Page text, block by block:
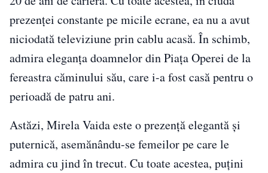
prezenței constante pe micile ecrane, ea nu a avut
niciodată televiziune prin cablu acasă. În schimb,
admira eleganța doamnelor din Piața Operei de la
fereastra căminului său, care i-a fost casă pentru o
perioadă de patru ani.
Astăzi, Mirela Vaida este o prezență elegantă și
puternică, asemănându-se femeilor pe care le
admira cu jind în trecut. Cu toate acestea, puțini